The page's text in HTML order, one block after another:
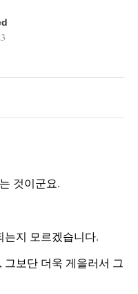
것이군요.
는지 모르겠습니다.
보단 더욱 게을러서 그